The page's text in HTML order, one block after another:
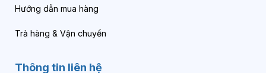
Hướng dẫn mua hàng
Trả hàng & Vận chuyển
Thông tin liên hệ